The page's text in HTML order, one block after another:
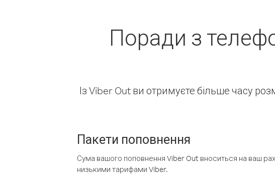
Поради з
Із Viber Out ви отримуєте більше часу
Пакети поповнення
Сума вашого поповнення Viber Out вноситься на ваш
низькими тарифами Viber.